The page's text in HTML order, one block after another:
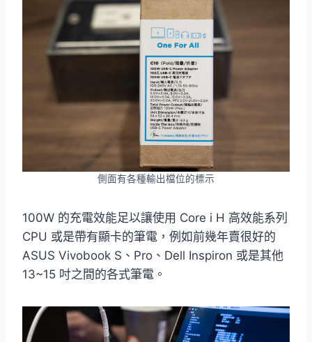
側面有各種輸出檔位的標示
100W 的充電效能足以讓使用 Core i H 高效能系列
CPU 或是帶有顯卡的筆電，例如前幾年賣很好的
ASUS Vivobook S、Pro、Dell Inspiron 或是其他
13~15 吋之間的各式筆電。